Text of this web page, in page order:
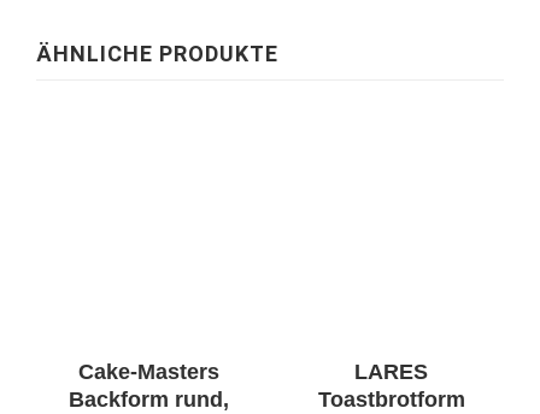
ÄHNLICHE PRODUKTE
Cake-Masters
Backform rund,
LARES
Toastbrotform